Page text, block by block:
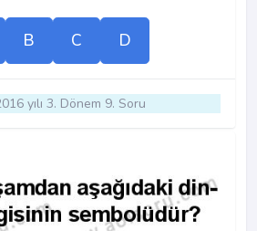
B C D
yılı 3. Dönem 9. Soru